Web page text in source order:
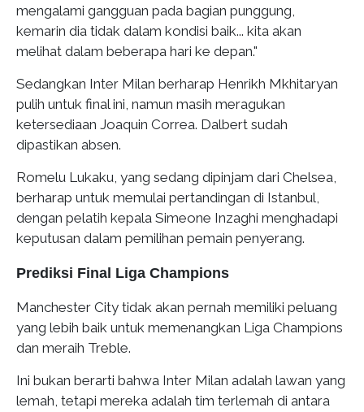
mengalami gangguan pada bagian punggung,
kemarin dia tidak dalam kondisi baik... kita akan
melihat dalam beberapa hari ke depan."
Sedangkan Inter Milan berharap Henrikh Mkhitaryan
pulih untuk final ini, namun masih meragukan
ketersediaan Joaquin Correa. Dalbert sudah
dipastikan absen.
Romelu Lukaku, yang sedang dipinjam dari Chelsea,
berharap untuk memulai pertandingan di Istanbul,
dengan pelatih kepala Simeone Inzaghi menghadapi
keputusan dalam pemilihan pemain penyerang.
Prediksi Final Liga Champions
Manchester City tidak akan pernah memiliki peluang
yang lebih baik untuk memenangkan Liga Champions
dan meraih Treble.
Ini bukan berarti bahwa Inter Milan adalah lawan yang
lemah, tetapi mereka adalah tim terlemah di antara